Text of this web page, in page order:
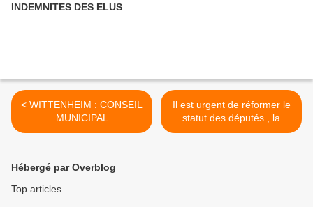
INDEMNITES DES ELUS
< WITTENHEIM : CONSEIL
MUNICIPAL
Il est urgent de réformer le
statut des députés , la
survie de l'Etat en dépend >
Hébergé par Overblog
Top articles